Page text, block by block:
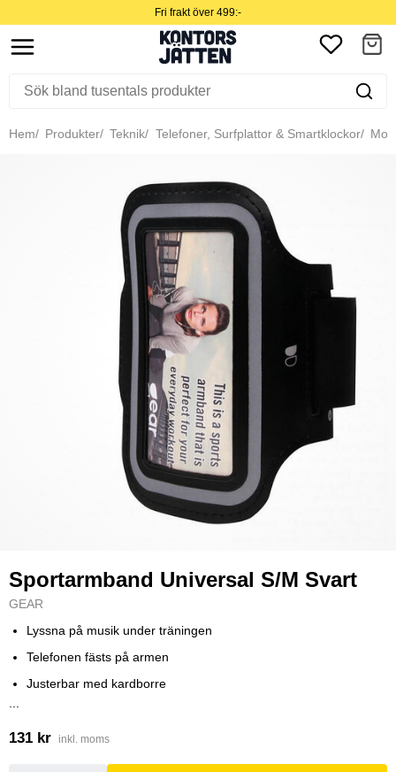
Fri frakt över 499:-
Hem Produkter Teknik Telefoner, Surfplattor & Smartklockor
Sportarmband Universal S/M Svart
GEAR
Lyssna på musik under träningen
Telefonen fästs på armen
Justerbar med kardborre
131 kr inkl. moms